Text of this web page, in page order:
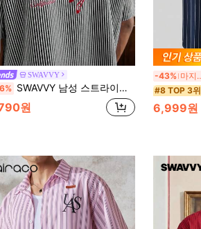
SWAVVY
SWAVVY 남성 스트라이프 백 레터 프린트 싱글 브레스트 반팔 셔츠
원
-43% 마
#8 TOP 3위
6,999원